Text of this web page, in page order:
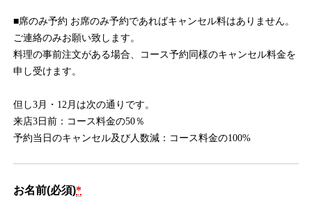
■席のみ予約 お席のみ予約であればキャンセル料はありません。
ご連絡のみお願い致します。
料理の事前注文がある場合、コース予約同様のキャンセル料金を
申し受けます。
但し3月・12月は次の通りです。
来店3日前：コース料金の50％
予約当日のキャンセル及び人数減：コース料金の100%
お名前(必須)*